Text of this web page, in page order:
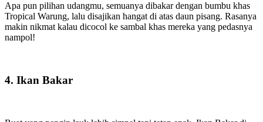
Apa pun pilihan udangmu, semuanya dibakar dengan bumbu khas
Tropical Warung, lalu disajikan hangat di atas daun pisang. Rasanya
makin nikmat kalau dicocol ke sambal khas mereka yang pedasnya
nampol!
4. Ikan Bakar